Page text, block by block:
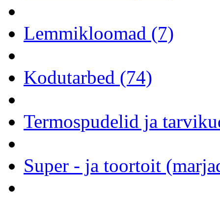
Lemmikloomad (7)
Kodutarbed (74)
Termospudelid ja
Super - ja toortoit